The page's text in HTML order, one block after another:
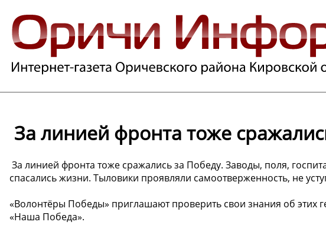
За линией фронта тоже
За линией фронта тоже сражались за Победу. Заводы, поля,
спасались жизни. Тыловики проявляли самоотверженность, не
«Волонтёры Победы» приглашают проверить свои знания об этих
«Наша Победа».